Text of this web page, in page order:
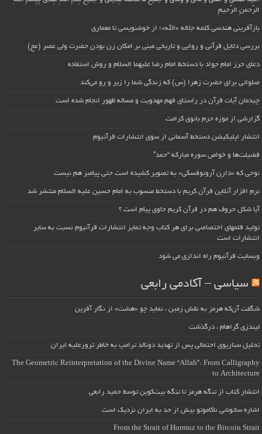
الرَّحمنِ الرَّحیمِ
بازآفرینی هندسی کلمه جلاله «الله»؛ از خوشنویسی تا معماری
بررسی دلایل قرآنی و روایی و تاریخی مبنی بر امکان زن بودن حضرت ولی عصر (عج)
دعای حرز امام جواد با دستخط امام رضا علیهما السلام و روش استفاده
صلواتی برای حضرت زهرا (س) که زندگی شما را زیر و رو می‌کند
چیدمان آیات قرآن در راستای فهم مهدویت و مساله ظهور انجام شده است
گزارشی از موزه حرم بانوی کرامت
انتشار اپلیکیشن دستخط آسمانی از سوی انتشارات قرآنیوم
فضیلت‌ها و خواص سوره مبارکه “حمد”
نوحی که «دارِن آرونوفسکی» به تصویر کشیده است حتی پیامبر هم نیست
نرم افزار آنلاین قرآن کریم با دستخط منسوب به امام حسین علیه السلام منتشر شد
آیا شکل حروف هم در قرآن کریم حاوی پیام است ؟
تولید قلمهای اختصاصی برای هر کتاب وجه تمایز انتشارات قرآنیوم نسبت به سایر
انتشارات است
وبسایت قرآنیوم راه اندازی می شود
سیاسی – آکادمی رابعی
شگفت آن‌که هرمز به نقش زمین ، نماید چو «هشت» از نگار آفرین
لیندزی گراهام ، درگذشت
تحلیل سناریوی احتمالی پس از تهدید دونالد ترامپ به خاطر ترورعلیه ایران
The Geometric Reinterpretation of the Divine Name “Allah”: From Calligraphy
to Architecture
انتشار کتاب از تنگه هرمز تا تنگه بیت‌کوین توسط حمید رابعی
اشاره ساتوشی ناکاموتو بیش از حد به ایران نزدیک است
From the Strait of Hormuz to the Bitcoin Strait